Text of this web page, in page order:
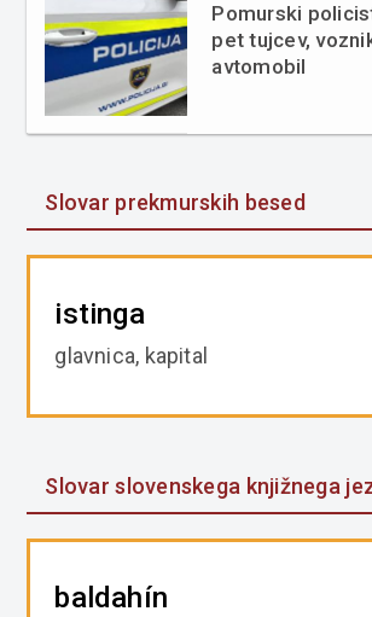
Pomurski
pet tujcev,
avtomobil
Slovar prekmurskih besed
istinga
glavnica, kapital
Slovar slovenskega knjižnega
baldahín